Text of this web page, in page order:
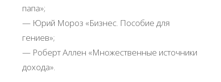
папа»;
— Юрий Мороз «Бизнес. Пособие для
гениев»;
— Роберт Аллен «Множественные источники
дохода».